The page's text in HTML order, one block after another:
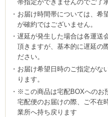
帯指定ができませんのでご了
お届け時間帯については、希
が確約ではございません。
遅延が発生した場合は各運送
頂きますが、基本的に遅延の
ださい。
お届け希望日時のご指定がな
ります。
※この商品は宅配BOXへのお
宅配便のお届けの際、ご不在
業所へ持ち戻ります